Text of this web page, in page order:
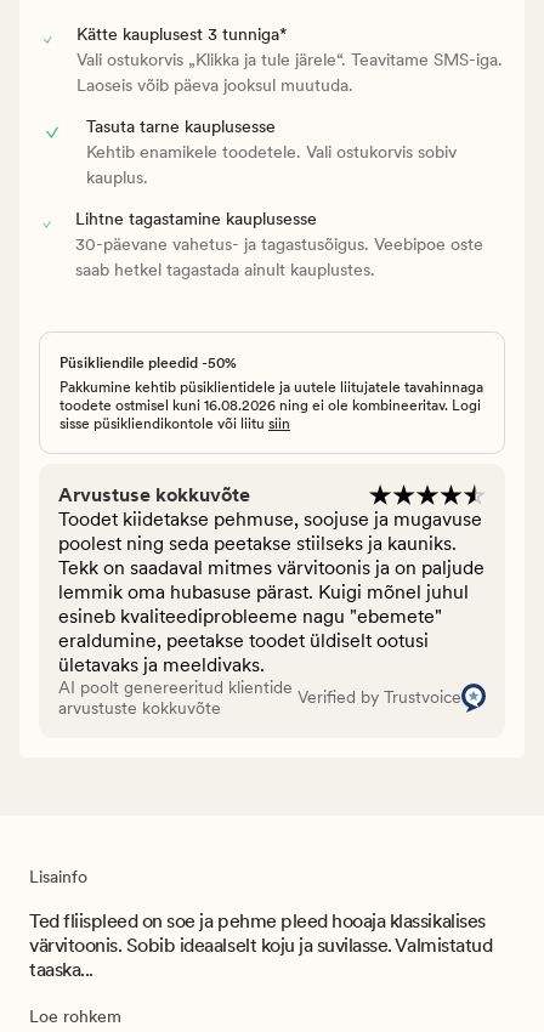
Kätte kauplusest 3 tunniga*
Vali ostukorvis „Klikka ja tule järele“. Teavitame SMS-iga.
Laoseis võib päeva jooksul muutuda.
Tasuta tarne kauplusesse
Kehtib enamikele toodetele. Vali ostukorvis sobiv
kauplus.
Lihtne tagastamine kauplusesse
30-päevane vahetus- ja tagastusõigus. Veebipoe oste
saab hetkel tagastada ainult kauplustes.
Püsikliendile pleedid -50%
Pakkumine kehtib püsiklientidele ja uutele liitujatele tavahinnaga
toodete ostmisel kuni 16.08.2026 ning ei ole kombineeritav. Logi
sisse püsikliendikontole või liitu siin
Arvustuse kokkuvõte
Toodet kiidetakse pehmuse, soojuse ja mugavuse
poolest ning seda peetakse stiilseks ja kauniks.
Tekk on saadaval mitmes värvitoonis ja on paljude
lemmik oma hubasuse pärast. Kuigi mõnel juhul
esineb kvaliteediprobleeme nagu "ebemete"
eraldumine, peetakse toodet üldiselt ootusi
ületavaks ja meeldivaks.
AI poolt genereeritud klientide
arvustuste kokkuvõte
Verified by Trustvoice
Lisainfo
Ted fliispleed on soe ja pehme pleed hooaja klassikalises
värvitoonis. Sobib ideaalselt koju ja suvilasse. Valmistatud
taaska...
Loe rohkem